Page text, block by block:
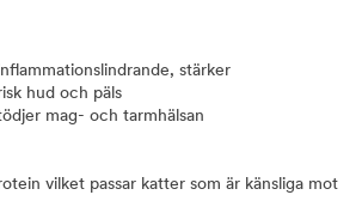
stärker
hud och päls
mag- och tarmhälsan
vilket passar katter som är känsliga mot